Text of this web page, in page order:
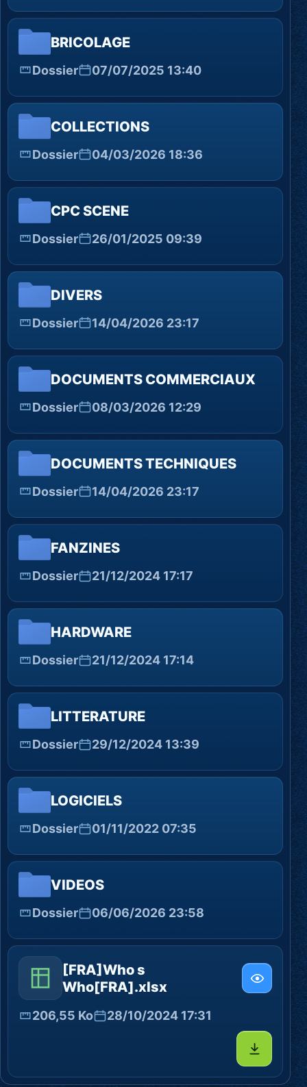
BRICOLAGE
Dossier 07/07/2025 13:40
COLLECTIONS
Dossier 04/03/2026 18:36
CPC SCENE
Dossier 26/01/2025 09:39
DIVERS
Dossier 14/04/2026 23:17
DOCUMENTS COMMERCIAUX
Dossier 08/03/2026 12:29
DOCUMENTS TECHNIQUES
Dossier 14/04/2026 23:17
FANZINES
Dossier 21/12/2024 17:17
HARDWARE
Dossier 21/12/2024 17:14
LITTERATURE
Dossier 29/12/2024 13:39
LOGICIELS
Dossier 01/11/2022 07:35
VIDEOS
Dossier 06/06/2026 23:58
[FRA]Who s
Who[FRA].xlsx
206,55 Ko 28/10/2024 17:31